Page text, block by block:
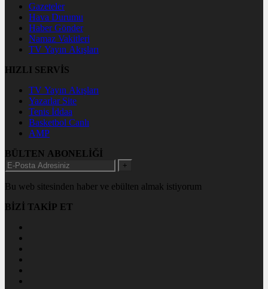
Gazeteler
Hava Durumu
Haber Gönder
Namaz Vakitleri
TV Yayın Akışları
HIZLI SERVİS
TV Yayın Akışları
Yazarlar Site
Tenis İddaa
Basketbol Canlı
AMP
BÜLTEN ABONELİĞİ
+
Bu web sitesinden haber ve ebülten almak istiyorum
BİZİ TAKİP ET